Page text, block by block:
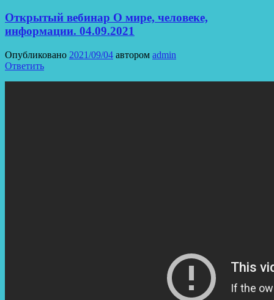
Открытый вебинар О мире, человеке,
информации. 04.09.2021
Опубликовано 2021/09/04 автором admin
Ответить